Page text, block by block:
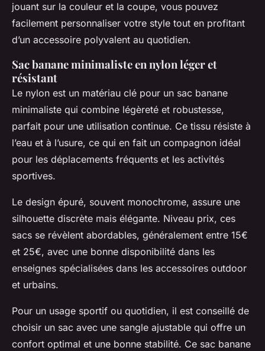
jouant sur la couleur et la coupe, vous pouvez
facilement personnaliser votre style tout en profitant
d’un accessoire polyvalent au quotidien.
Sac banane minimaliste en nylon léger et
résistant
Le nylon est un matériau clé pour un sac banane
minimaliste qui combine légèreté et robustesse,
parfait pour une utilisation continue. Ce tissu résiste à
l’eau et à l’usure, ce qui en fait un compagnon idéal
pour les déplacements fréquents et les activités
sportives.
Le design épuré, souvent monochrome, assure une
silhouette discrète mais élégante. Niveau prix, ces
sacs se révèlent abordables, généralement entre 15€
et 25€, avec une bonne disponibilité dans les
enseignes spécialisées dans les accessoires outdoor
et urbains.
Pour un usage sportif ou quotidien, il est conseillé de
choisir un sac avec une sangle ajustable qui offre un
confort optimal et une bonne stabilité. Ce sac banane